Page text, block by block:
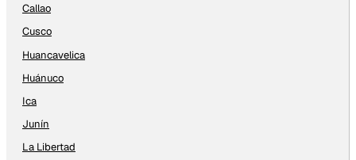
Callao
Cusco
Huancavelica
Huánuco
Ica
Junín
La Libertad